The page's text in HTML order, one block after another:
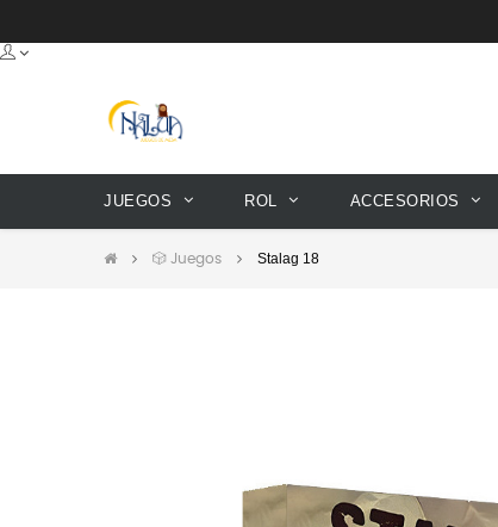
JUEGOS ROL ACCESORIOS
🎲 Juegos Stalag 18